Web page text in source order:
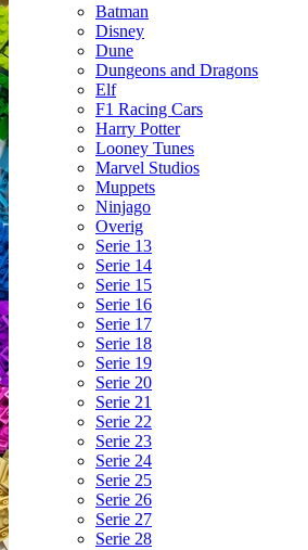
Batman
Disney
Dune
Dungeons and Dragons
Elf
F1 Racing Cars
Harry Potter
Looney Tunes
Marvel Studios
Muppets
Ninjago
Overig
Serie 13
Serie 14
Serie 15
Serie 16
Serie 17
Serie 18
Serie 19
Serie 20
Serie 21
Serie 22
Serie 23
Serie 24
Serie 25
Serie 26
Serie 27
Serie 28